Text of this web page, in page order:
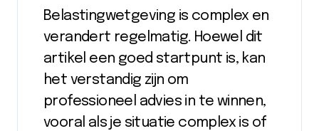
Belastingwetgeving is complex en
verandert regelmatig. Hoewel dit
artikel een goed startpunt is, kan
het verstandig zijn om
professioneel advies in te winnen,
vooral als je situatie complex is of